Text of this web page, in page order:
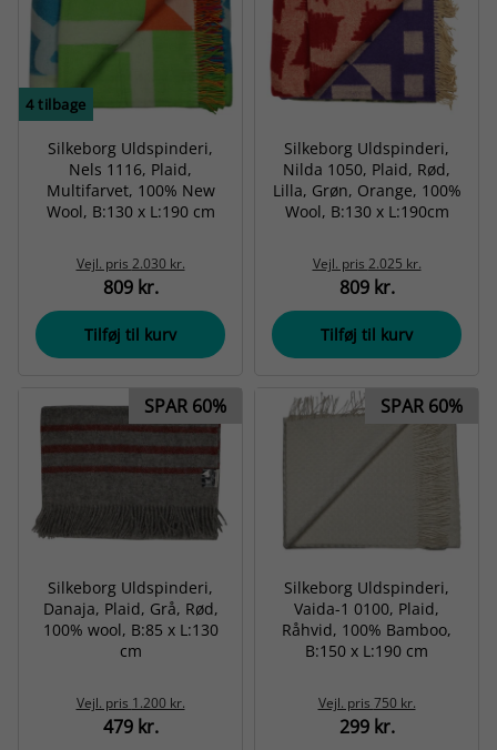
4tilbage
Silkeborg Uldspinderi,
Nels 1116, Plaid,
Multifarvet, 100% New
Wool, B:130 x L:190 cm
Vejl. pris 2.030 kr.
809 kr.
Tilføj til kurv
Silkeborg Uldspinderi,
Nilda 1050, Plaid, Rød,
Lilla, Grøn, Orange, 100%
Wool, B:130 x L:190cm
Vejl. pris 2.025 kr.
809 kr.
Tilføj til kurv
SPAR 60%
Silkeborg Uldspinderi,
Danaja, Plaid, Grå, Rød,
100% wool, B:85 x L:130
cm
Vejl. pris 1.200 kr.
479 kr.
SPAR 60%
Silkeborg Uldspinderi,
Vaida-1 0100, Plaid,
Råhvid, 100% Bamboo,
B:150 x L:190 cm
Vejl. pris 750 kr.
299 kr.